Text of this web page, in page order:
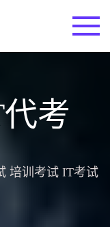
考
培训考试 IT考试